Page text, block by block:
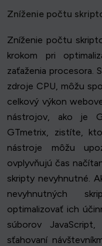
Zníženie počtu
Zníženie počtu
krokom pri
zaťaženia procesora.
zdroje CPU, môžu
celkový výkon
nástrojov, ako je
GTmetrix, zistíte,
nástroje môžu
ovplyvňujú čas
skripty nevyhnutné.
nevyhnutných
optimalizovať ich
súborov
sťahovaní